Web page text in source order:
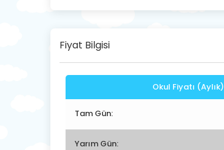
Fiyat Bilgisi
Okul Fiyatı (Aylık)
Tam Gün:
Yarım Gün: